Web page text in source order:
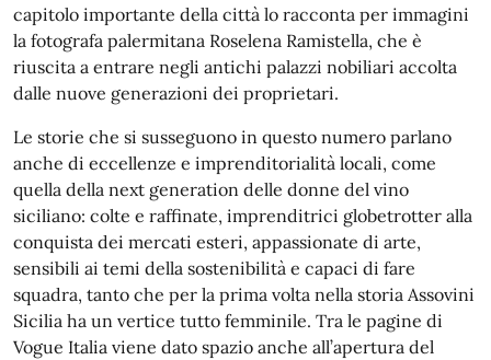
capitolo importante della città lo racconta per immagini
la fotografa palermitana Roselena Ramistella, che è
riuscita a entrare negli antichi palazzi nobiliari accolta
dalle nuove generazioni dei proprietari.
Le storie che si susseguono in questo numero parlano
anche di eccellenze e imprenditorialità locali, come
quella della next generation delle donne del vino
siciliano: colte e raffinate, imprenditrici globetrotter alla
conquista dei mercati esteri, appassionate di arte,
sensibili ai temi della sostenibilità e capaci di fare
squadra, tanto che per la prima volta nella storia Assovini
Sicilia ha un vertice tutto femminile. Tra le pagine di
Vogue Italia viene dato spazio anche all’apertura del